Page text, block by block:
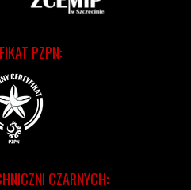
PZPN:
CZARNYCH: